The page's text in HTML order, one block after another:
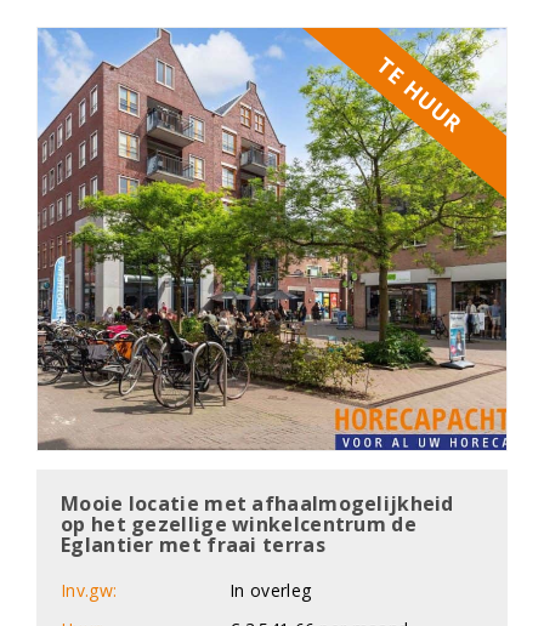
TE HUUR
Mooie locatie met afhaalmogelijkheid
op het gezellige winkelcentrum de
Eglantier met fraai terras
Inv.gw:
In overleg